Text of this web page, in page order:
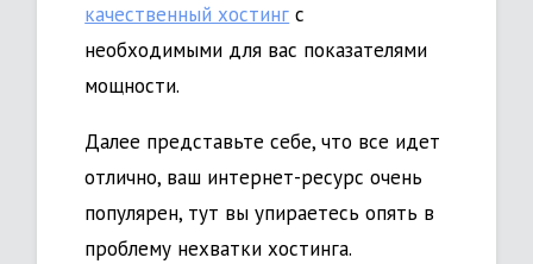
качественный хостинг с
необходимыми для вас показателями
мощности.
Далее представьте себе, что все идет
отлично, ваш интернет-ресурс очень
популярен, тут вы упираетесь опять в
проблему нехватки хостинга.